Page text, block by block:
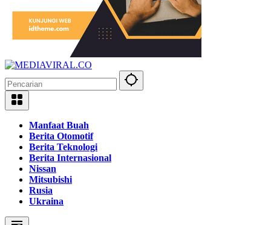
Manfaat Buah
Berita Otomotif
Berita Teknologi
Berita Internasional
Nissan
Mitsubishi
Rusia
Ukraina